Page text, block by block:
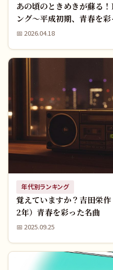
あの頃のときめきが蘇る
ング～平成初期、青春を
📅 2026.04.18
年代別ランキング
覚えていますか？吉田栄
2年）青春を彩った名曲
📅 2025.09.25